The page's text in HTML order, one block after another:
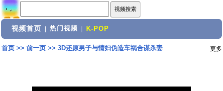
视频首页 热门视频 K-POP
首页>> 前一页>> 3D还原男子与情妇伪造车祸合谋杀妻 更多